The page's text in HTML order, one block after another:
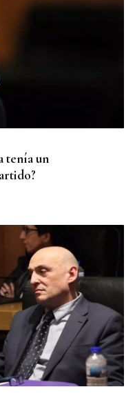
tenía un